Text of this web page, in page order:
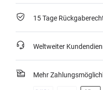
15 Tage
Weltweiter
Mehr